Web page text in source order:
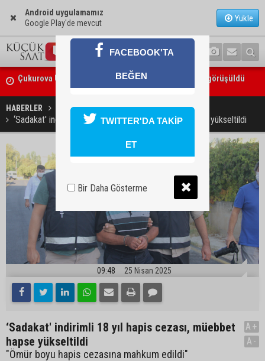
Android uygulamamız
Google Play'de mevcut
Yükle
Seyhan’da gıda işletmelerine sıkı denetim
HABERLER YAŞAM
‘Sadakat' indirimli 18 yıl hapis cezası, müebbet hapse yükseltildi
09:48 25 Nisan 2025
‘Sadakat' indirimli 18 yıl hapis cezası, müebbet
hapse yükseltildi
"Ömür boyu hapis cezasına mahkum edildi"
A+
A-
FACEBOOK'TA
BEĞEN
TWITTER'DA TAKİP
ET
Bir Daha Gösterme